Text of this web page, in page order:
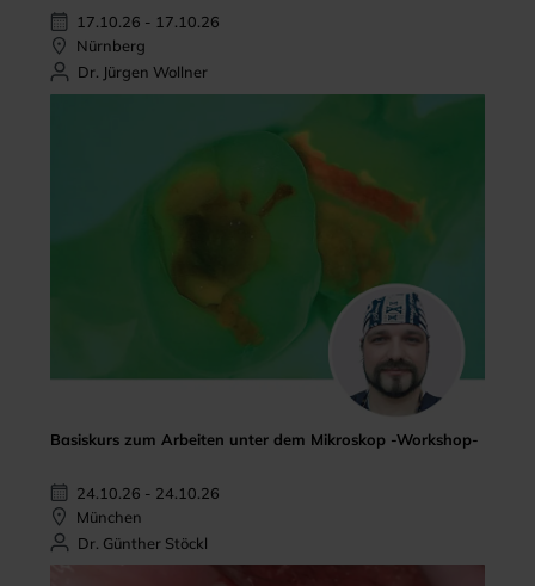
17.10.26 - 17.10.26
Nürnberg
Dr. Jürgen Wollner
Basiskurs zum Arbeiten unter dem Mikroskop -Workshop-
24.10.26 - 24.10.26
München
Dr. Günther Stöckl